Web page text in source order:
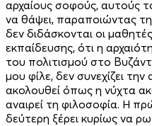
αρχαίους σοφούς, αυτούς
να θάψει, παραποιώντας
δεν διδάσκονται οι
εκπαίδευσης, ότι η
του πολιτισμού στο
μου φίλε, δεν συνεχίζει
ακολουθεί όπως η νύχτα
αναιρεί τη φιλοσοφία. Η
δεύτερη ξέρει κυρίως να